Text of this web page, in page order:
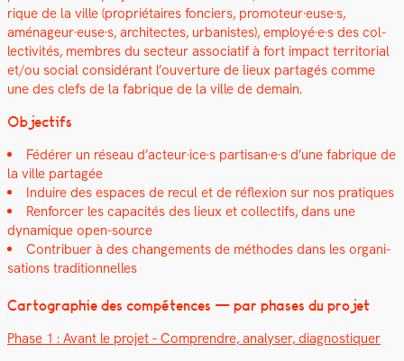
rique de la ville (pro­prié­taires fonciers, promoteur·euse·s,
aménageur·euse·s, archi­tectes, urban­istes), employé·e·s des col­
lec­tiv­ités, mem­bres du secteur asso­ci­atif à fort impact ter­ri­to­r­i­al
et/ou social con­sid­érant l’ouverture de lieux partagés comme
une des clefs de la fab­rique de la ville de demain.
Objec­tifs
Fédér­er un réseau d’acteur·ice·s partisan·e·s d’une fab­rique de
la ville partagée
Induire des espaces de recul et de réflex­ion sur nos pra­tiques
Ren­forcer les capac­ités des lieux et col­lec­tifs, dans une
dynamique open-source
Con­tribuer à des change­ments de méth­odes dans les organ­i­
sa­tions tra­di­tion­nelles
Car­togra­phie des com­pé­tences — par phas­es du pro­jet
Phase 1 : Avant le pro­jet – Com­pren­dre, analyser, diag­nos­ti­quer